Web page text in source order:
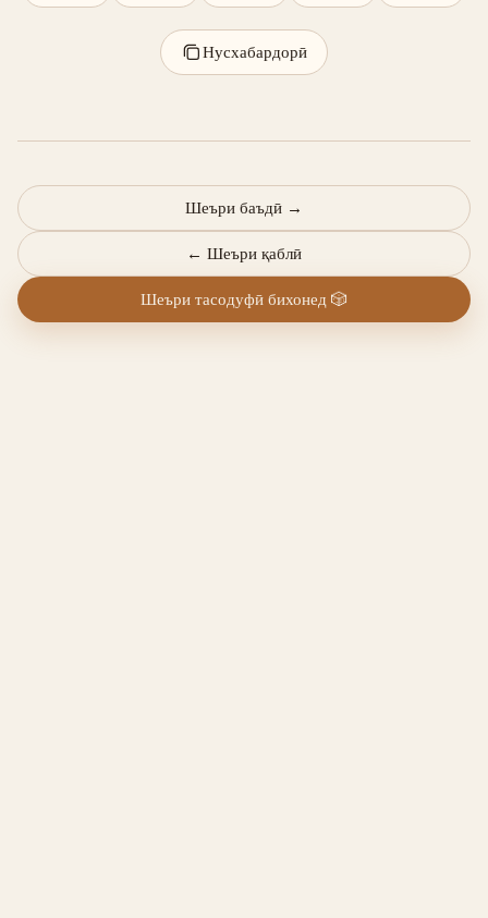
Нусхабардорӣ
← Шеъри қаблӣ
Шеъри баъдӣ →
Шеъри тасодуфӣ бихонед 🎲